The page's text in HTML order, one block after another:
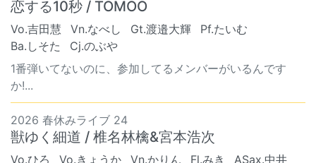
恋する10秒 / TOMOO
Vo.吉田慧 Vn.なべし Gt.渡邉大輝
Pf.たいむ
Ba.しそた
Cj.のぶや
1番弾いてないのに、参加してるメンバーがいるんです
か!...
2026 春休みライブ 24
獣ゆく細道 / 椎名林檎&宮本浩次
Vo.ひろ Vo.きょうか Vn.かりん Fl.みき
ASax.中井